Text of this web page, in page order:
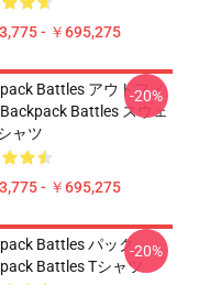
- ￥695,275
Battles アウトフィ
Battles スウェ
ャツ
- ￥695,275
-20%
Battles パック
Battles Tシャツ
-20%